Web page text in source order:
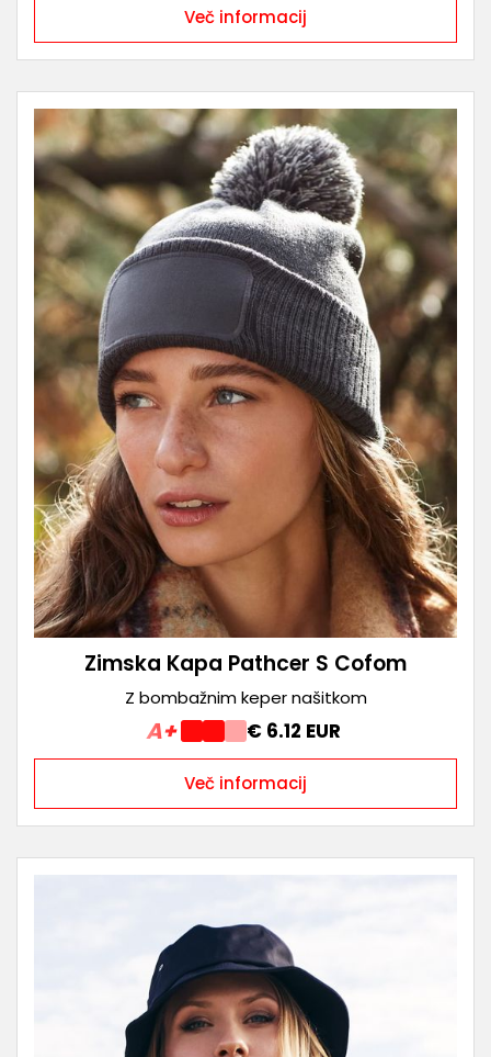
Več informacij
Zimska Kapa Pathcer S Cofom
Z bombažnim keper našitkom
A+ € 6.12 EUR
Več informacij